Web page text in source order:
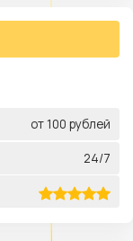
от 100 рублей
24/7